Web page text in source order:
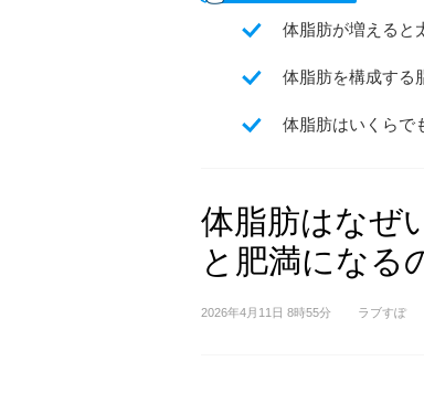
体脂肪が増えると
体脂肪を構成する
体脂肪はいくらで
体脂肪はなぜ
と肥満になる
2026年4月11日 8時55分 ラブすぽ